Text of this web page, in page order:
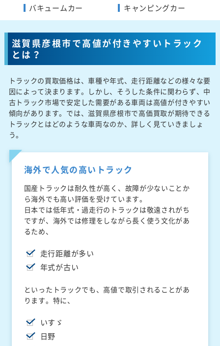
バキュームカー
キャンピングカー
滋賀県彦根市で高値が付きやすいトラック
とは？
トラックの買取価格は、車種や年式、走行距離などの様々な要
因によって決まります。しかし、そうした条件に関わらず、中
古トラック市場で安定した需要がある車両は高値が付きやすい
傾向があります。では、滋賀県彦根市で高価買取が期待できる
トラックとはどのような車両なのか、詳しく見ていきましょ
う。
海外で人気の高いトラック
国産トラックは耐久性が高く、故障が少ないことか
ら海外でも高い評価を受けています。
日本では低年式・過走行のトラックは敬遠されがち
ですが、海外では修理をしながら長く使う文化があ
るため、
走行距離が多い
年式が古い
といったトラックでも、高値で取引されることがあ
ります。特に、
いすゞ
日野